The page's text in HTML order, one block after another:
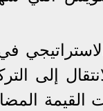
إلى
القيمة